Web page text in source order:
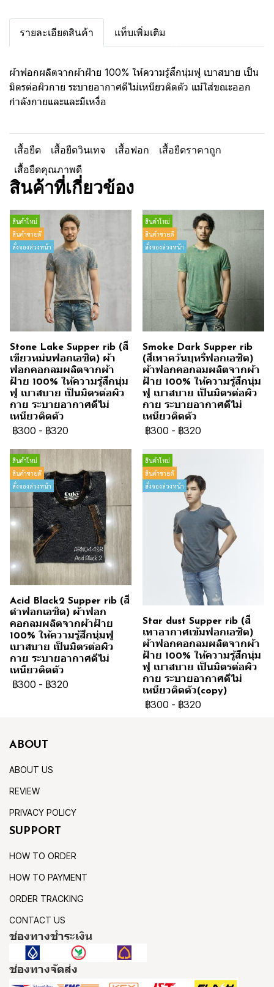
รายละเอียดสินค้า แท็บเพิ่มเติม
ผ้าฟอกผลิตจากผ้าฝ้าย 100% ให้ความรู้สึกนุ่มฟู เบาสบาย เป็น
มิตรต่อผิวกาย ระบายอากาศดีไม่เหนียวติดตัว แม้ใส่ขณะออก
กำลังกายและและมีเหงื่อ
เสื้อยืด เสื้อยืดวินเทจ เสื้อฟอก
เสื้อยืดราคาถูก
เสื้อยืดคุณภาพดี
สินค้าที่เกี่ยวข้อง
สินค้าใหม่
สินค้าขายดี
สั่งจองล่วงหน้า
Stone Lake Supper rib (สี
เขียวหม่นฟอกเอซิด) ผ้า
ฟอกคอกลมผลิตจากผ้า
ฝ้าย 100% ให้ความรู้สึกนุ่ม
ฟู เบาสบาย เป็นมิตรต่อผิว
กาย ระบายอากาศดีไม่
เหนียวติดตัว
฿300 - ฿320
สินค้าใหม่
สินค้าขายดี
สั่งจองล่วงหน้า
Smoke Dark Supper rib
(สีเทาควันบุหรี่ฟอกเอซิด)
ผ้าฟอกคอกลมผลิตจากผ้า
ฝ้าย 100% ให้ความรู้สึกนุ่ม
ฟู เบาสบาย เป็นมิตรต่อผิว
กาย ระบายอากาศดีไม่
เหนียวติดตัว
฿300 - ฿320
สินค้าใหม่
สินค้าขายดี
สั่งจองล่วงหน้า
Acid Black2 Supper rib (สี
ดำฟอกเอซิด) ผ้าฟอก
คอกลมผลิตจากผ้าฝ้าย
100% ให้ความรู้สึกนุ่มฟู
เบาสบาย เป็นมิตรต่อผิว
กาย ระบายอากาศดีไม่
เหนียวติดตัว
฿300 - ฿320
สินค้าใหม่
สินค้าขายดี
สั่งจองล่วงหน้า
Star dust Supper rib (สี
เทาอากาศเข้มฟอกเอซิด)
ผ้าฟอกคอกลมผลิตจากผ้า
ฝ้าย 100% ให้ความรู้สึกนุ่ม
ฟู เบาสบาย เป็นมิตรต่อผิว
กาย ระบายอากาศดีไม่
เหนียวติดตัว(copy)
฿300 - ฿320
ABOUT
ABOUT US
REVIEW
PRIVACY POLICY
SUPPORT
HOW TO ORDER
HOW TO PAYMENT
ORDER TRACKING
CONTACT US
ช่องทางชำระเงิน
ช่องทางจัดส่ง